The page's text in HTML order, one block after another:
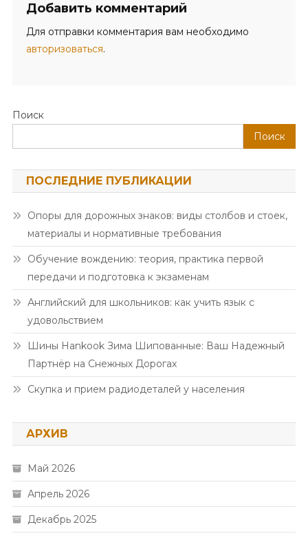
Добавить комментарий
Для отправки комментария вам необходимо
авторизоваться.
Поиск
Поиск
ПОСЛЕДНИЕ ПУБЛИКАЦИИ
Опоры для дорожных знаков: виды столбов и стоек,
материалы и нормативные требования
Обучение вождению: теория, практика первой
передачи и подготовка к экзаменам
Английский для школьников: как учить язык с
удовольствием
Шины Hankook Зима Шипованные: Ваш Надежный
Партнёр на Снежных Дорогах
Скупка и прием радиодеталей у населения
АРХИВ
Май 2026
Апрель 2026
Декабрь 2025